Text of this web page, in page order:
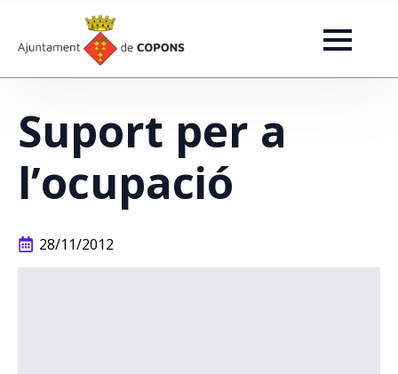
Suport per a
l’ocupació
28/11/2012